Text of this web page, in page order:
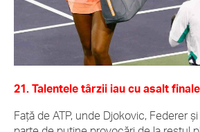
21. Talentele târzii iau cu asalt
Față de ATP, unde Djokovic, Federer